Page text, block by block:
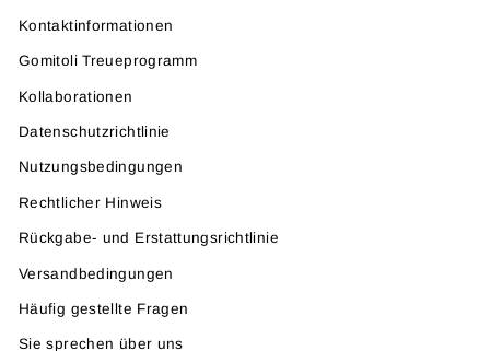
Kontaktinformationen
Gomitoli Treueprogramm
Kollaborationen
Datenschutzrichtlinie
Nutzungsbedingungen
Rechtlicher Hinweis
Rückgabe- und Erstattungsrichtlinie
Versandbedingungen
Häufig gestellte Fragen
Sie sprechen über uns